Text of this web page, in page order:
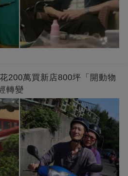
200萬買新店800坪「開動物
轉變